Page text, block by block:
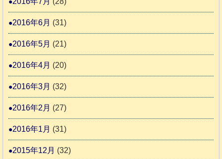
2016年6月 (31)
2016年5月 (21)
2016年4月 (20)
2016年3月 (32)
2016年2月 (27)
2016年1月 (31)
2015年12月 (32)